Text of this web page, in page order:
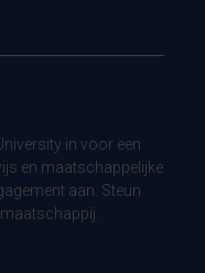
in voor een
en maatschappelijke
aan. Steun